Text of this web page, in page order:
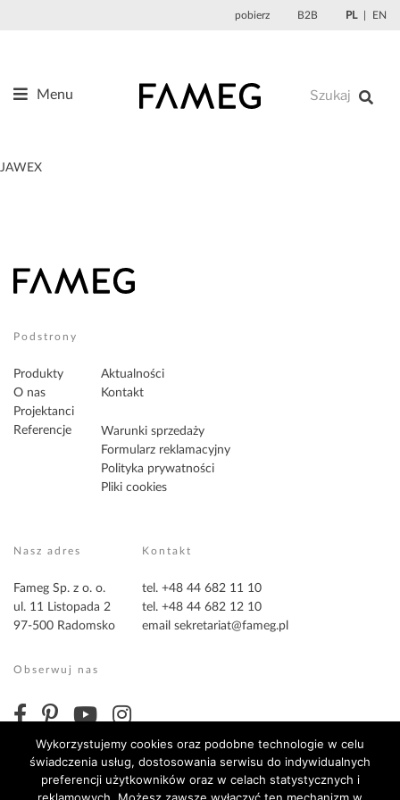
pobierz B2B PL EN
Menu
Kontakt
JAWEX
Podstrony
Produkty
O nas
Projektanci
Referencje
Aktualności
Kontakt
Warunki sprzedaży
Formularz reklamacyjny
Polityka prywatności
Pliki cookies
Nasz adres
Fameg Sp. z o. o.
ul. 11 Listopada 2
97-500 Radomsko
Kontakt
tel. +48 44 682 11 10
tel. +48 44 682 12 10
email sekretariat@fameg.pl
Obserwuj nas
Wykorzystujemy cookies oraz podobne technologie w celu
świadczenia usług, dostosowania serwisu do indywidualnych
preferencji użytkowników oraz w celach statystycznych i